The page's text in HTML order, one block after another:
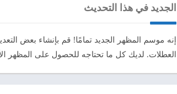
الجديد في هذا التحديث
إنه موسم المظهر الجديد تمامًا! قم بإنشاء بعض
العطلات. لديك كل ما تحتاجه للحصول على المظهر